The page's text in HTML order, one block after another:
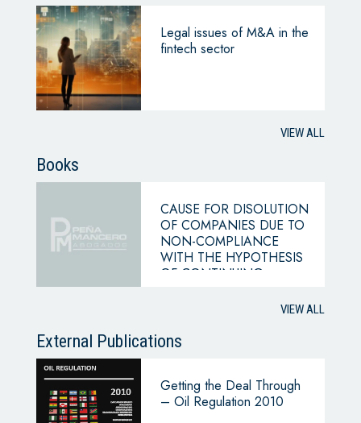
Legal issues of M&A in the
fintech sector
VIEW ALL
Books
CAUSE FOR DISOLUTION
OF COMPANIES DUE TO
NON-COMPLIANCE
WITH THE HYPOTHESIS
OF CONTINUING
VIEW ALL
External Publications
Getting the Deal Through
– Oil Regulation 2010